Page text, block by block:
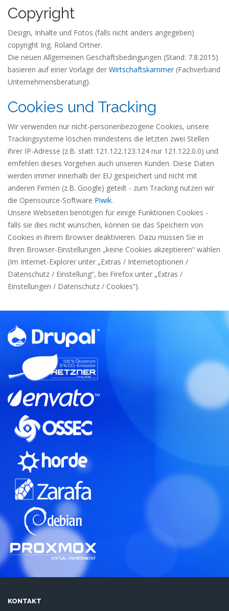
Copyright
Design, Inhalte und Fotos (falls nicht anders angegeben)
copyright Ing. Roland Ortner.
Die neuen Allgemeinen Geschäftsbedingungen (Stand: 7.8.2015)
basieren auf einer Vorlage der Wirtschaftskammer(Fachverband
Unternehmensberatung).
Cookies und Tracking
Wir verwenden nur nicht-personenbezogene Cookies, unsere
Trackingsysteme löschen mindestens die letzten zwei Stellen
ihrer IP-Adresse (z.B. statt 121.122.123.124 nur 121.122.0.0) und
emfehlen dieses Vorgehen auch unseren Kunden. Diese Daten
werden immer innerhalb der EU gespeichert und nicht mit
anderen Firmen (z.B. Google) geteilt - zum Tracking nutzen wir
die Opensource-Software Piwik.
Unsere Webseiten benötigen für einige Funktionen Cookies -
falls sie dies nicht wünschen, können sie das Speichern von
Cookies in ihrem Browser deaktivieren. Dazu müssen Sie in
Ihren Browser-Einstellungen „keine Cookies akzeptieren“ wählen
(Im Internet-Explorer unter „Extras / Internetoptionen /
Datenschutz / Einstellung“, bei Firefox unter „Extras /
Einstellungen / Datenschutz / Cookies“).
KONTAKT